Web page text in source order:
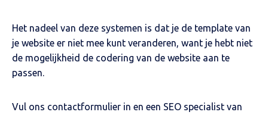
Het nadeel van deze systemen is dat je de template van
je website er niet mee kunt veranderen, want je hebt niet
de mogelijkheid de codering van de website aan te
passen.
Vul ons contactformulier in en een SEO specialist van